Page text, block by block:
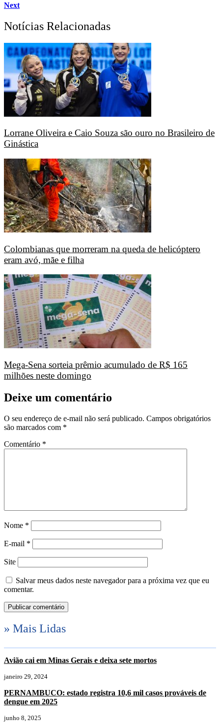
Next
Notícias Relacionadas
Lorrane Oliveira e Caio Souza são ouro no Brasileiro de
Ginástica
Colombianas que morreram na queda de helicóptero
eram avó, mãe e filha
Mega-Sena sorteia prêmio acumulado de R$ 165
milhões neste domingo
Deixe um comentário
O seu endereço de e-mail não será publicado. Campos obrigatórios
são marcados com *
Comentário *
Nome *
E-mail *
Site
Salvar meus dados neste navegador para a próxima vez que eu
comentar.
» Mais Lidas
Avião cai em Minas Gerais e deixa sete mortos
janeiro 29, 2024
PERNAMBUCO: estado registra 10,6 mil casos prováveis de
dengue em 2025
junho 8, 2025